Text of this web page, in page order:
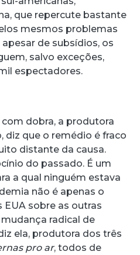
que repercute bastante
mesmos problemas
de subsídios, os
salvo exceções,
espectadores.
dobra, a produtora
diz que o remédio é fraco
distante da causa.
do passado. É um
a qual ninguém estava
não é apenas o
sobre as outras
radical de
ela, produtora dos três
pro ar, todos de